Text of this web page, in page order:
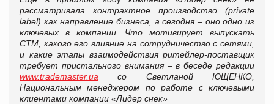
рассматривала контрактное производство (private
label) как направление бизнеса, а сегодня – оно одно из
ключевых в компании. Что мотивирует выпускать
СТМ, какого его влияние на сотрудничество с сетями,
и какие этапы взаимодействия ритейлер-поставщик
требует пристального внимания – в беседе редакции
www.trademaster.ua со Светланой ЮЩЕНКО,
Национальным менеджером по работе с ключевыми
клиентами компании «Лидер снек»